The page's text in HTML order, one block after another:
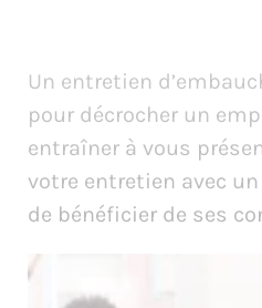
Un entretien
pour décrocher un
entraîner à vous
votre entretien avec
de bénéficier de ses